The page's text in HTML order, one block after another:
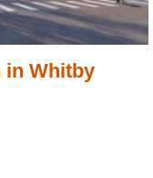
in Whitby